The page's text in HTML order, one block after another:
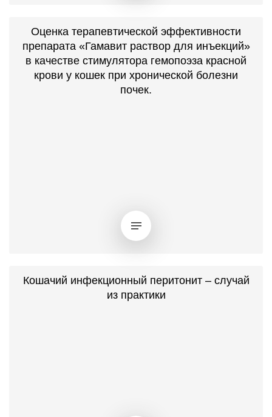
Оценка терапевтической эффективности
препарата «Гамавит раствор для инъекций»
в качестве стимулятора гемопоэза красной
крови у кошек при хронической болезни
почек.
Кошачий инфекционный перитонит – случай
из практики